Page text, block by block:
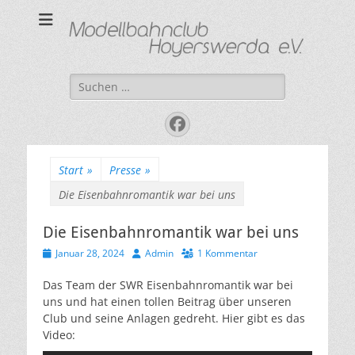
Modellbahnclub
Hoyerswerda e. V.
"Kleine Bahn ganz groß"
Suchen
nach:
Facebook
Start » Presse »
Die Eisenbahnromantik war bei uns
Die Eisenbahnromantik war bei uns
Veröffentlicht
Januar 28, 2024 AutorAdmin 1 Kommentar
Das Team der SWR Eisenbahnromantik war bei
uns und hat einen tollen Beitrag über unseren
Club und seine Anlagen gedreht. Hier gibt es das
Video: